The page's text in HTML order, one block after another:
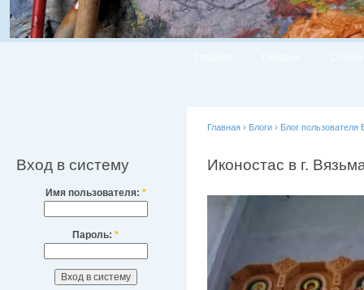
Вход в систему
Имя пользователя: *
Пароль: *
Главная › Блоги › Блог пользователя
Иконостас в г.